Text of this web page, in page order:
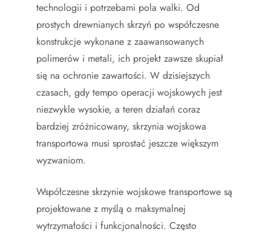
technologii i potrzebami pola walki. Od
prostych drewnianych skrzyń po współczesne
konstrukcje wykonane z zaawansowanych
polimerów i metali, ich projekt zawsze skupiał
się na ochronie zawartości. W dzisiejszych
czasach, gdy tempo operacji wojskowych jest
niezwykle wysokie, a teren działań coraz
bardziej zróżnicowany, skrzynia wojskowa
transportowa musi sprostać jeszcze większym
wyzwaniom.
Współczesne skrzynie wojskowe transportowe są
projektowane z myślą o maksymalnej
wytrzymałości i funkcjonalności. Często